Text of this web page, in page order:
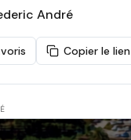
André
Copier le lien